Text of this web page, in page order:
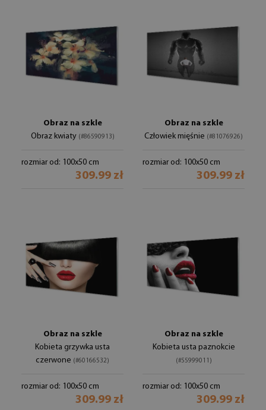
Obraz na szkle
Obraz kwiaty (#86590913)
rozmiar od: 100x50 cm
309.99 zł
Obraz na szkle
Człowiek mięśnie (#81076926)
rozmiar od: 100x50 cm
309.99 zł
Obraz na szkle
Kobieta grzywka usta
czerwone (#60166532)
rozmiar od: 100x50 cm
309.99 zł
Obraz na szkle
Kobieta usta paznokcie
(#55999011)
rozmiar od: 100x50 cm
309.99 zł